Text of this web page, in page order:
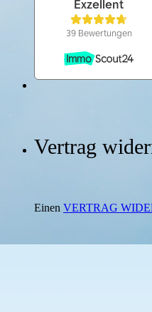
Vertrag
Einen VERTRAG